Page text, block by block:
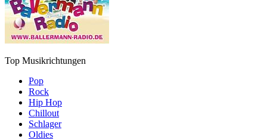
Top Musikrichtungen
Pop
Rock
Hip Hop
Chillout
Schlager
Oldies